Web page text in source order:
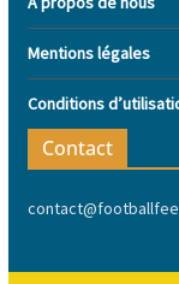
Mentions légales
Conditions
Contact